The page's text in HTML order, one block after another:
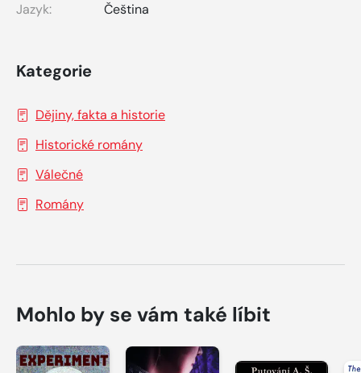
Jazyk:
Čeština
Kategorie
Dějiny, fakta a historie
Historické romány
Válečné
Romány
Mohlo by se vám také líbit